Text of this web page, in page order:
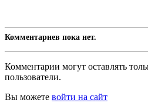
Комментариев пока нет.
Комментарии могут оставлять
пользователи.
Вы можете войти на сайт